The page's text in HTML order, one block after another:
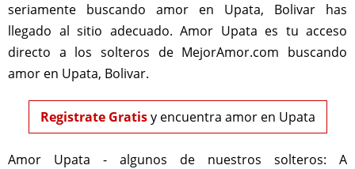
seriamente buscando amor en Upata, Bolivar has
llegado al sitio adecuado. Amor Upata es tu acceso
directo a los solteros de MejorAmor.com buscando
amor en Upata, Bolivar.
Registrate Gratisy encuentra amor en Upata
Amor Upata - algunos de nuestros solteros: A